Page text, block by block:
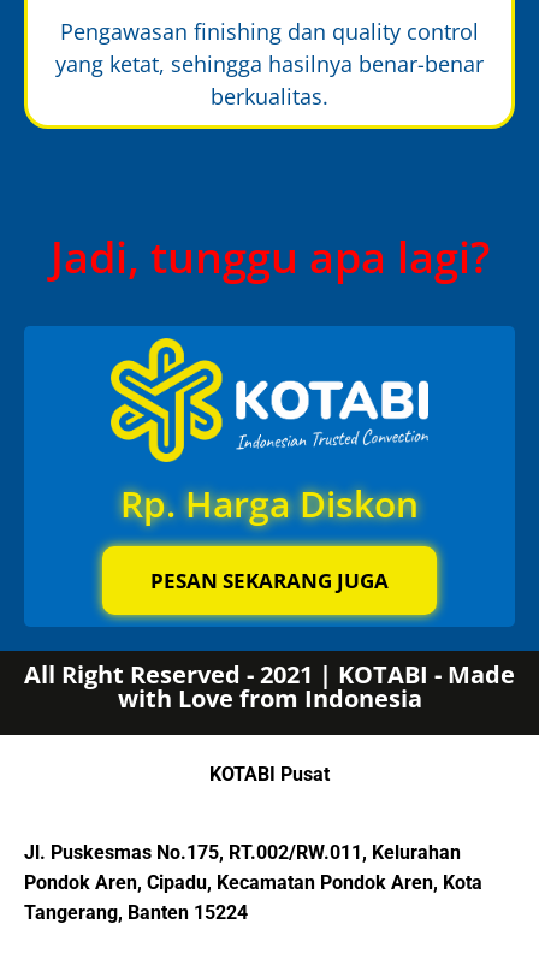
Pengawasan finishing dan quality control
yang ketat, sehingga hasilnya benar-benar
berkualitas.
Jadi, tunggu apa lagi?
Rp. Harga Diskon
PESAN SEKARANG JUGA
All Right Reserved - 2021 | KOTABI - Made
with Love from Indonesia
KOTABI Pusat
Jl. Puskesmas No.175, RT.002/RW.011, Kelurahan
Pondok Aren, Cipadu, Kecamatan Pondok Aren, Kota
Tangerang, Banten 15224